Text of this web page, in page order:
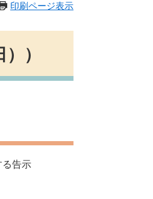
印刷ページ表示
）
る告示